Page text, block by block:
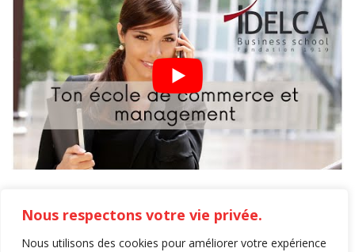
Nous respectons votre vie privée.
Nous utilisons des cookies pour améliorer votre expérience